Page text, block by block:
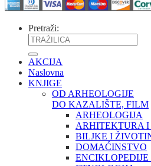
Pretraži:
AKCIJA
Naslovna
KNJIGE
OD ARHEOLOGIJE
DO KAZALIŠTE, FILM
ARHEOLOGIJA
ARHITEKTURA
BILJKE I
DOMAĆINSTVO